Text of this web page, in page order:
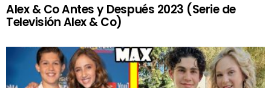
Alex & Co Antes y Después 2023 (Serie de
Televisión Alex & Co)